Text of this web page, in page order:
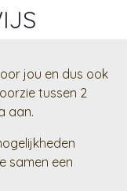
jou en dus ook
tussen 2
aan.
samen een